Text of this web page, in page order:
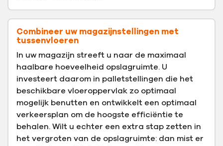
Combineer uw magazijnstellingen met
tussenvloeren
In uw magazijn streeft u naar de maximaal
haalbare hoeveelheid opslagruimte. U
investeert daarom in palletstellingen die het
beschikbare vloeroppervlak zo optimaal
mogelijk benutten en ontwikkelt een optimaal
verkeersplan om de hoogste efficiëntie te
behalen. Wilt u echter een extra stap zetten in
het vergroten van de opslagruimte: dan mist er